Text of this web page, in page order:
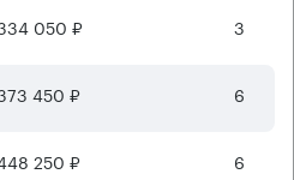
050 ₽ 3
450 ₽ 6
250 ₽ 6